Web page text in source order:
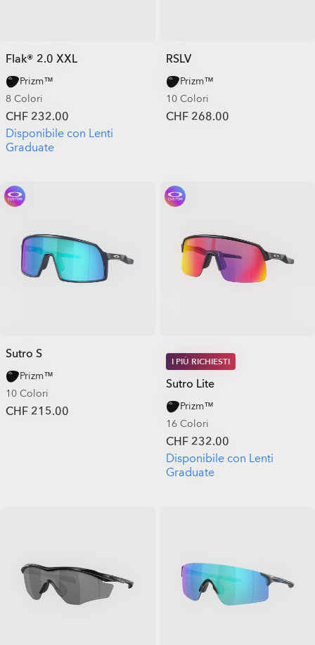
Flak® 2.0 XXL
Prizm™
8 Colori
CHF 232.00
Disponibile con Lenti
Graduate
RSLV
Prizm™
10 Colori
CHF 268.00
Sutro S
Prizm™
10 Colori
CHF 215.00
I PIÙ RICHIESTI
Sutro Lite
Prizm™
16 Colori
CHF 232.00
Disponibile con Lenti
Graduate